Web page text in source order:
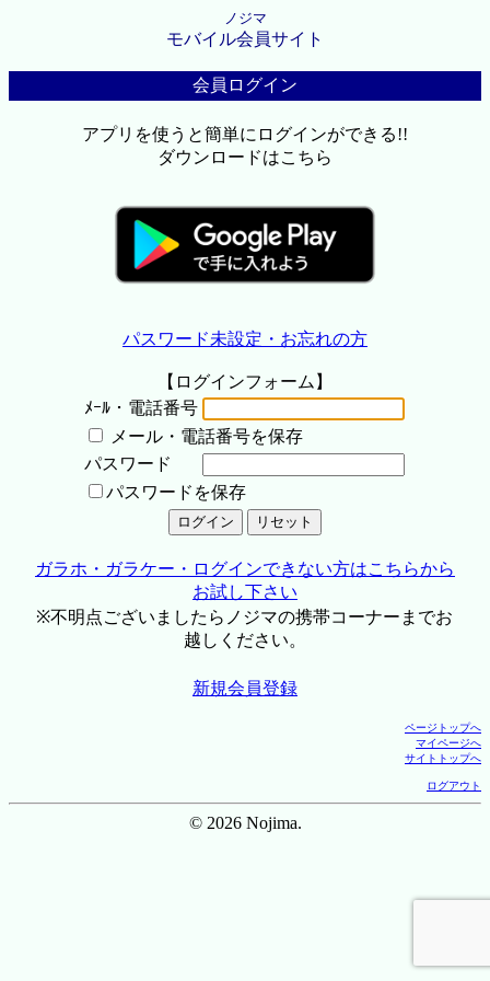
ノジマ
モバイル会員サイト
会員ログイン
アプリを使うと簡単にログインができる!!
ダウンロードはこちら
パスワード未設定・お忘れの方
【ログインフォーム】
ﾒｰﾙ・電話番号
メール・電話番号を保存
パスワード
パスワードを保存
ガラホ・ガラケー・ログインできない方はこちらから
お試し下さい
※不明点ございましたらノジマの携帯コーナーまでお
越しください。
新規会員登録
ページトップへ
マイページへ
サイトトップへ
ログアウト
© 2026 Nojima.